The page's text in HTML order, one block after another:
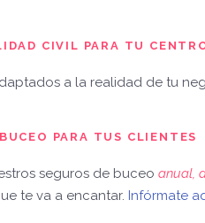
CIVIL PARA TU
a la realidad de tu
PARA TUS CLIENTES
seguros de buceo anual,
te va a encantar. Infórmate